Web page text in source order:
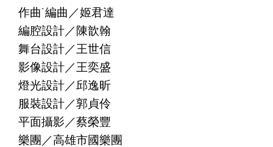
作曲˙編曲／姬君達
編腔設計／陳歆翰
舞台設計／王世信
影像設計／王奕盛
燈光設計／邱逸昕
服裝設計／郭貞伶
平面攝影／蔡榮豐
樂團／高雄市國樂團